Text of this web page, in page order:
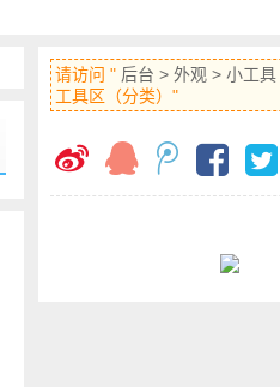
请访问 " 后台 > 外观 > 小工具
工具区（分类）"